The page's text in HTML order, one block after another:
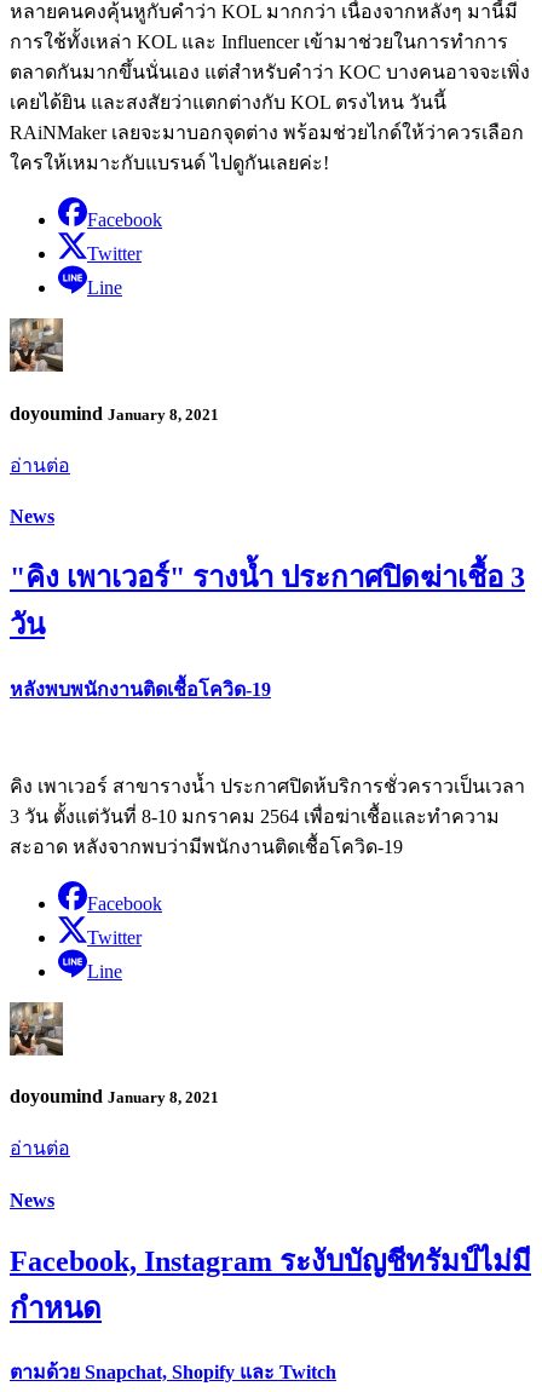
หลายคนคงคุ้นหูกับคำว่า KOL มากกว่า เนื่องจากหลังๆ มานี้มี
การใช้ทั้งเหล่า KOL และ Influencer เข้ามาช่วยในการทำการ
ตลาดกันมากขึ้นนั่นเอง แต่สำหรับคำว่า KOC บางคนอาจจะเพิ่ง
เคยได้ยิน และสงสัยว่าแตกต่างกับ KOL ตรงไหน วันนี้
RAiNMaker เลยจะมาบอกจุดต่าง พร้อมช่วยไกด์ให้ว่าควรเลือก
ใครให้เหมาะกับแบรนด์ ไปดูกันเลยค่ะ!
Facebook
Twitter
Line
doyoumind January 8, 2021
อ่านต่อ
News
"คิง เพาเวอร์" รางน้ำ ประกาศปิดฆ่าเชื้อ 3
วัน
หลังพบพนักงานติดเชื้อโควิด-19
คิง เพาเวอร์ สาขารางน้ำ ประกาศปิดห้บริการชั่วคราวเป็นเวลา
3 วัน ตั้งแต่วันที่ 8-10 มกราคม 2564 เพื่อฆ่าเชื้อและทำความ
สะอาด หลังจากพบว่ามีพนักงานติดเชื้อโควิด-19
Facebook
Twitter
Line
doyoumind January 8, 2021
อ่านต่อ
News
Facebook, Instagram ระงับบัญชีทรัมป์ไม่มี
กำหนด
ตามด้วย Snapchat, Shopify และ Twitch